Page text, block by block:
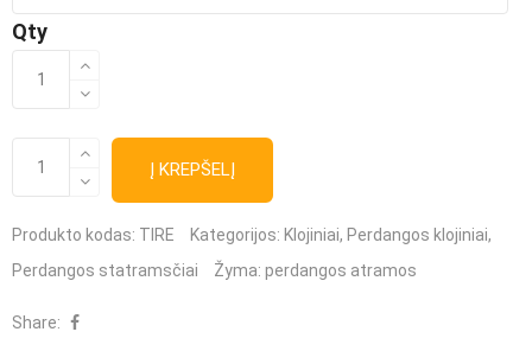
Qty
produkto
Statramsčių
atotampos
TIRE
produkto
kiekis:
Statramsčių
atotampos
TIRE
Į KREPŠELĮ
Produkto kodas: TIRE Kategorijos: Klojiniai, Perdangos klojiniai,
Perdangos statramsčiai
Žyma: perdangos atramos
Share: